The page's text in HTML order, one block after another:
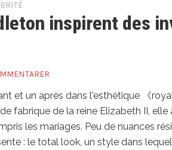
inspirent des
et un après dans l'esthétique 《
fabrique de la reine Elizabeth II, elle
les mariages. Peu de nuances
: le total look, un style dans